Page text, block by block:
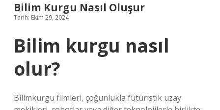
Bilim Kurgu Nasıl Oluşur
Tarih: Ekim 29, 2024
Bilim kurgu nasıl
olur?
Bilimkurgu filmleri, çoğunlukla fütüristik uzay